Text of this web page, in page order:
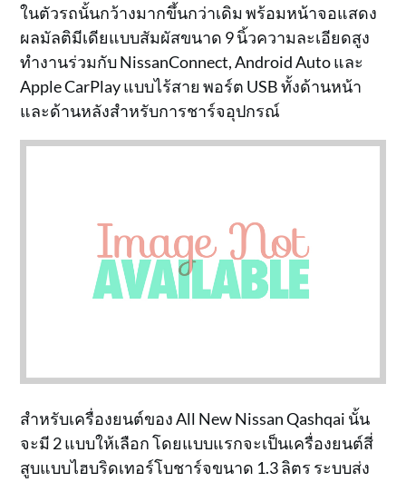
ในตัวรถนั้นกว้างมากขึ้นกว่าเดิม พร้อมหน้าจอแสดง
ผลมัลติมีเดียแบบสัมผัสขนาด 9 นิ้วความละเอียดสูง
ทำงานร่วมกับ NissanConnect, Android Auto และ
Apple CarPlay แบบไร้สาย พอร์ต USB ทั้งด้านหน้า
และด้านหลังสำหรับการชาร์จอุปกรณ์
สำหรับเครื่องยนต์ของ All New Nissan Qashqai นั้น
จะมี 2 แบบให้เลือก โดยแบบแรกจะเป็นเครื่องยนต์สี่
สูบแบบไฮบริดเทอร์โบชาร์จขนาด 1.3 ลิตร ระบบส่ง